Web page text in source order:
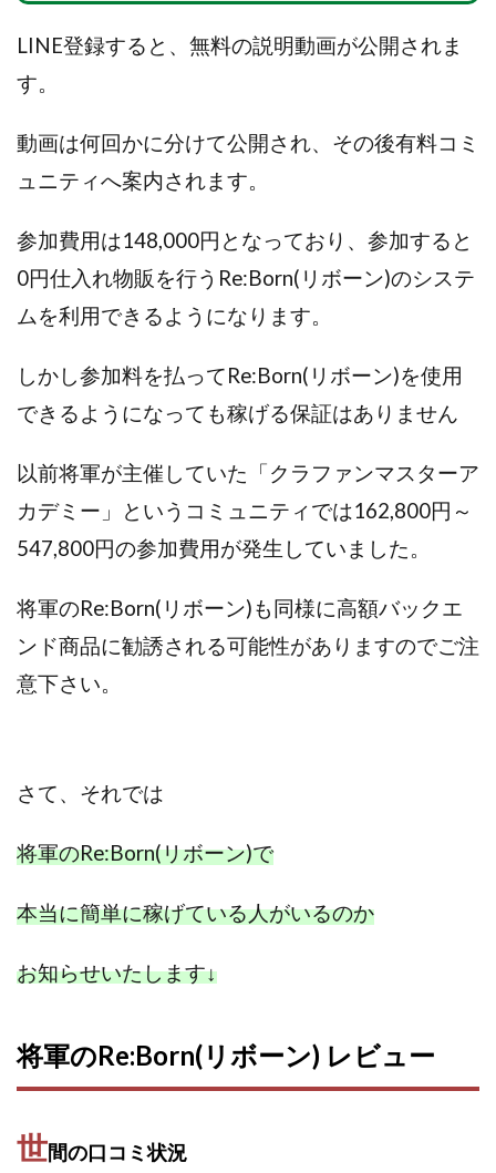
LINE登録すると、無料の説明動画が公開されま
す。
動画は何回かに分けて公開され、その後有料コミ
ュニティへ案内されます。
参加費用は148,000円となっており、参加すると
0円仕入れ物販を行うRe:Born(リボーン)のシステ
ムを利用できるようになります。
しかし参加料を払ってRe:Born(リボーン)を使用
できるようになっても稼げる保証はありません
以前将軍が主催していた「クラファンマスターア
カデミー」というコミュニティでは162,800円～
547,800円の参加費用が発生していました。
将軍のRe:Born(リボーン)も同様に高額バックエ
ンド商品に勧誘される可能性がありますのでご注
意下さい。
さて、 それでは
将軍のRe:Born(リボーン)で
本当に簡単に稼げている人がいるのか
お知らせいたします↓
将軍のRe:Born(リボーン) レビュー
世間の口コミ状況
ちょな(蝶名林達也)
どこでもビジネス
トライアル
スマホを使って稼ぐ方法
スマホひとつでらくらく副業
トレンド
スマートジョブnet
サポーターズファミリー(supporter's family)
サルでも出来る!最新のお金の稼ぎ方
ジーニアスブラックボックス
スキマ時間で稼ぐ Job Lob
スキマ時間の有効活用
スクエア株式会社
スター・プラチナ
スマート副業
スマキャン(SMACAN)
スマナビ.com
スマホ1台でどこでも副収入
スマホアベンジャー
スマホタップだけで
スマホでらくらく副収入アプリ
スマホで稼げる?【裏ワザ副業】
スマホのおしごと
トレーダーKaibe
ナイトグループ 岡崎
わずか1日で5万円以上稼ぐ利用者が続出
ミリオネアチャレンジ
マネーキューピット
ライフアップ(LIFE UP)
ライフデザイン出版合同会社
らくらくできるスマホ副業
リライアンス(Reliance)
ワークホップ(Work Hop)
ワールドリユースシステム
マネーの湖
マックス岩井
なし
ネオナビ
ネオナビ 我有洋哉